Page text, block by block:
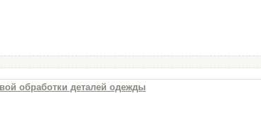
обработки деталей одежды